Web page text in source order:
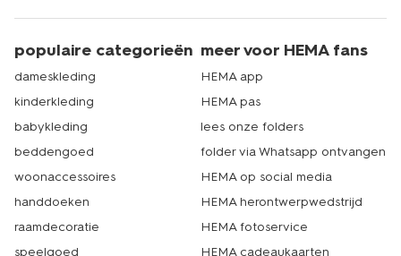
populaire categorieën
dameskleding
kinderkleding
babykleding
beddengoed
woonaccessoires
handdoeken
raamdecoratie
speelgoed
meer voor HEMA fans
HEMA app
HEMA pas
lees onze folders
folder via Whatsapp ontvangen
HEMA op social media
HEMA herontwerpwedstrijd
HEMA fotoservice
HEMA cadeaukaarten